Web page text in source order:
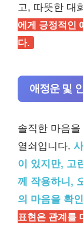
고, 따뜻한 대
에게 긍정적인
다.
애정운 및
솔직한 마음
열쇠입니다.
이 있지만, 고
께 작용하니,
의 마음을 확
표현은 관계를